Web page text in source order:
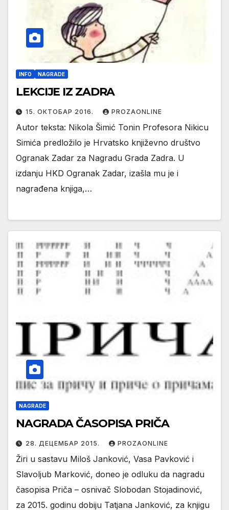
INFO NAGRADE
LEKCIJE IZ ZADRA
15. ОКТОБАР 2016. PROZAONLINE
Autor teksta: Nikola Šimić Tonin Profesora Nikicu
Simića predložilo je Hrvatsko književno društvo
Ogranak Zadar za Nagradu Grada Zadra. U
izdanju HKD Ogranak Zadar, izašla mu je i
nagrađena knjiga,…
NAGRADE
NAGRADA ČASOPISA PRIČA
28. ДЕЦЕМБАР 2015. PROZAONLINE
Žiri u sastavu Miloš Janković, Vasa Pavković i
Slavoljub Marković, doneo je odluku da nagradu
časopisa Priča – osnivač Slobodan Stojadinović,
za 2015. godinu dobiju Tatjana Janković, za knjigu